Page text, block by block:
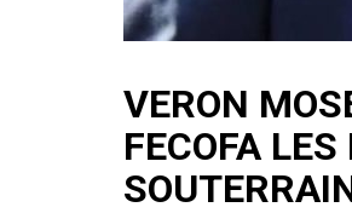
VERON
FECOFA